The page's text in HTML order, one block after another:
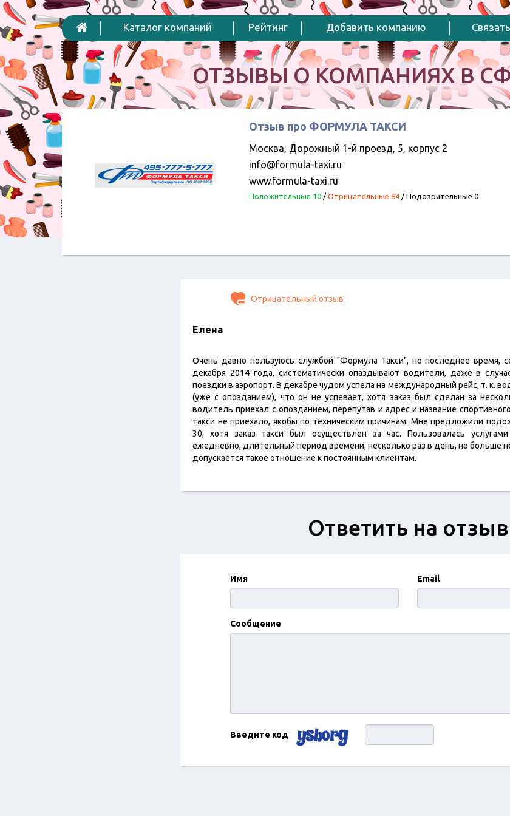
Каталог компаний Рейтинг Добавить компанию
ОТЗЫВЫ О КОМПАНИЯХ В
Отзыв про ФОРМУЛА ТАКСИ
Москва, Дорожный 1-й проезд, 5, корпус 2
info@formula-taxi.ru
www.formula-taxi.ru
Положительные 10/ Отрицательные 84/ Подозрительные 0
Отрицательный отзыв
Елена
Очень давно пользуюсь службой "Формула Такси", но последнее время,
декабря 2014 года, систематически опаздывают водители, даже в
поездки в аэропорт. В декабре чудом успела на международный рейс, т. к.
(уже с опозданием), что он не успевает, хотя заказ был сделан за
водитель приехал с опозданием, перепутав и адрес и название
такси не приехало, якобы по техническим причинам. Мне предложили
30, хотя заказ такси был осуществлен за час. Пользовалась
ежедневно, длительный период времени, несколько раз в день, но больше
допускается такое отношение к постоянным клиентам.
Ответить на отзыв
Имя Email
Сообщение
Введите код